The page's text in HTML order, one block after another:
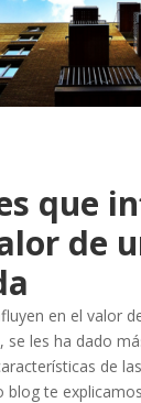
que
de
en el valor
se les ha dado
de
blog te